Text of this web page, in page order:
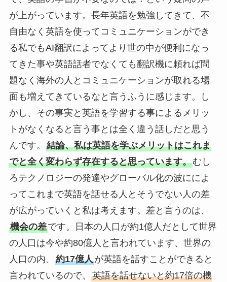
が上がっています。長年英語を勉強してきて、不
自由なく英語を使ってコミュニケーションができ
る私でもAI翻訳によってより世の中が便利になっ
てきた事や英語話者でなくても翻訳機に頼れば問
題なく海外の人とコミュニケーションが取れる場
面も増えてきているなと言うふうに感じます。し
かし、その事実と英語を学習する事によるメリッ
トがなくなると言う事とは全く違う話しだと思う
んです。 結論、私は英語を学ぶメリットはこれま
でと全く変わらず存在すると思っています。むし
ろテクノロジーの発達やグローバル化の波にによ
ってこれまで英語を話せる人とそうでない人の差
が広がっていくと私は考えます。差と言うのは、
機会の差です。日本の人口が約1億人だとして世界
の人口は今や約80億人と言われています、世界の
人口の内、 約17億人が英語を話すことができると
言われているので、 英語を話せないと約17倍の機